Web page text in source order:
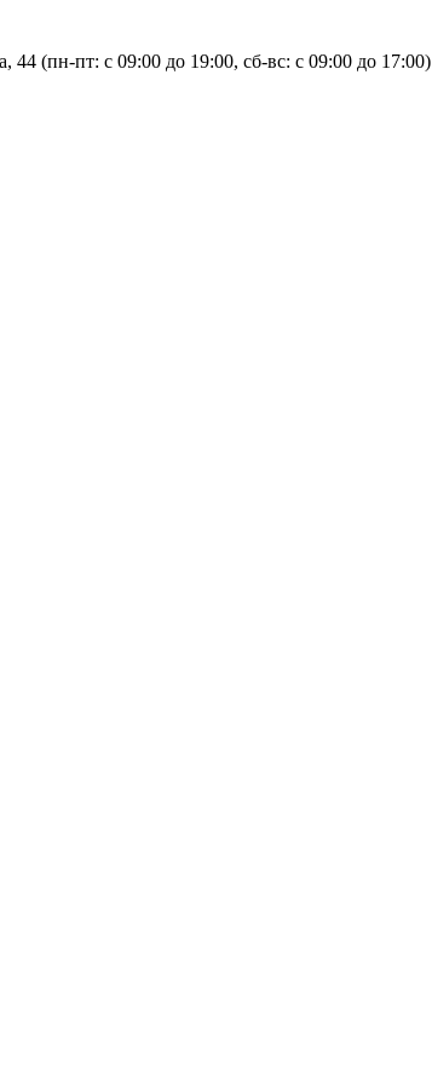
44 (пн-пт: с 09:00 до 19:00, сб-вс: с 09:00 до 17:00)